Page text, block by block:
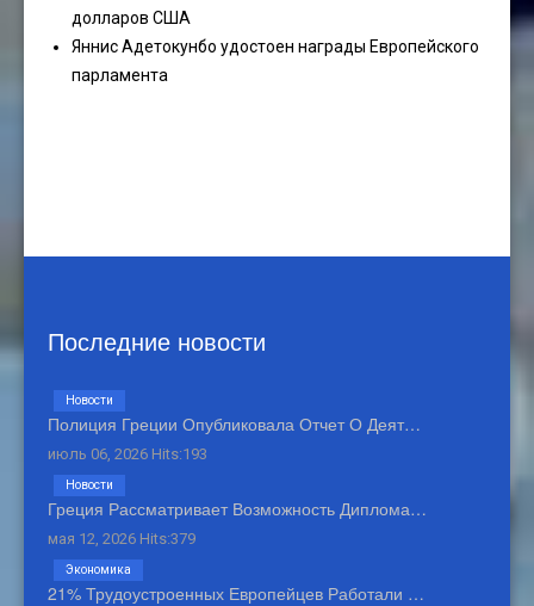
долларов США
Яннис Адетокунбо удостоен награды Европейского
парламента
Последние новости
Полиция Греции Опубликовала Отчет О Деят…
июль 06, 2026 Hits:193
Новости
Греция Рассматривает Возможность Диплома…
мая 12, 2026 Hits:379
Новости
21% Трудоустроенных Европейцев Работали …
Экономика